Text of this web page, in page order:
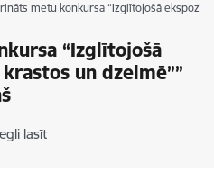
metu konkursa “Izglītojošā
“Izglītojošā
un dzelmē””
lasīt